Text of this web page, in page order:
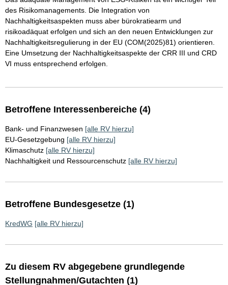
des Risikomanagements. Die Integration von
Nachhaltigkeitsaspekten muss aber bürokratiearm und
risikoadäquat erfolgen und sich an den neuen Entwicklungen zur
Nachhaltigkeitsregulierung in der EU (COM(2025)81) orientieren.
Eine Umsetzung der Nachhaltigkeitsaspekte der CRR III und CRD
VI muss entsprechend erfolgen.
Betroffene Interessenbereiche (4)
Bank- und Finanzwesen [alle RV hierzu]
EU-Gesetzgebung [alle RV hierzu]
Klimaschutz [alle RV hierzu]
Nachhaltigkeit und Ressourcenschutz [alle RV hierzu]
Betroffene Bundesgesetze (1)
KredWG [alle RV hierzu]
Zu diesem RV abgegebene grundlegende
Stellungnahmen/Gutachten (1)